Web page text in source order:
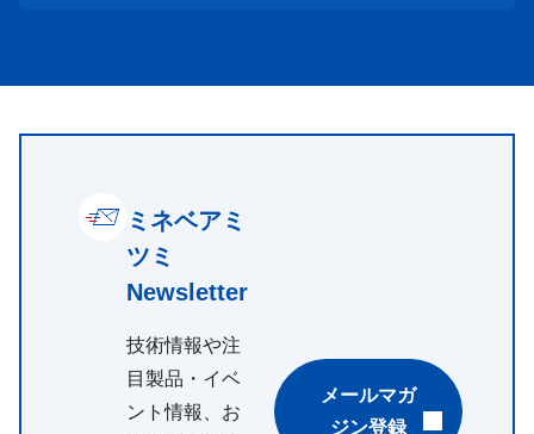
ミネベアミ
ツミ
Newsletter
技術情報や注
目製品・イベ
ント情報、お
メールマガ
ジン登録